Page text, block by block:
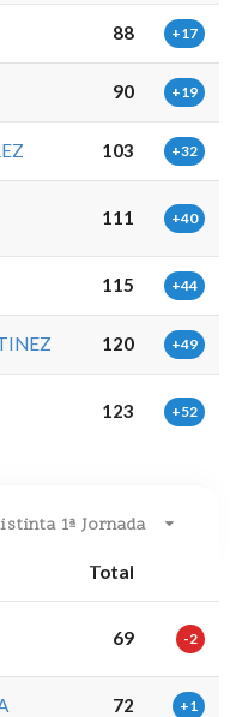
88 +17
90 +19
103 +32
111 +40
115 +44
120 +49
123 +52
1ª Jornada
Total
69 -2
72 +1